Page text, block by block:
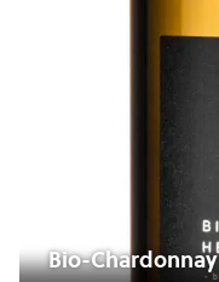
Bio-Chardonnay